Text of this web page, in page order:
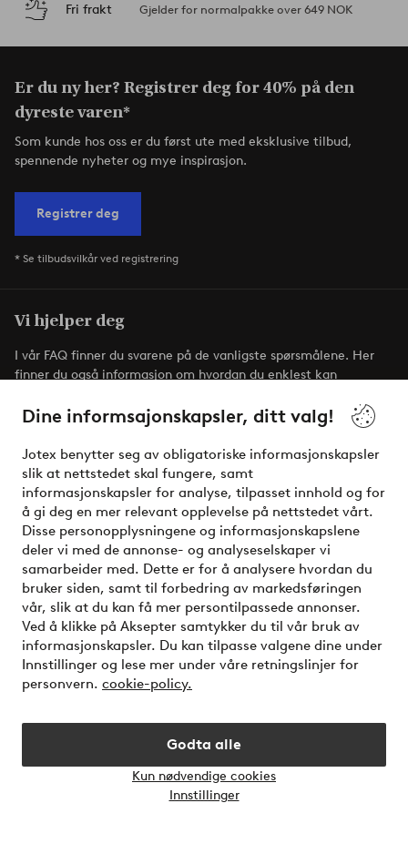
Dine informsajonskapsler, ditt valg!
Jotex benytter seg av obligatoriske informasjonskapsler
slik at nettstedet skal fungere, samt
informasjonskapsler for analyse, tilpasset innhold og for
å gi deg en mer relevant opplevelse på nettstedet vårt.
Disse personopplysningene og informasjonskapslene
deler vi med de annonse- og analyseselskaper vi
samarbeider med. Dette er for å analysere hvordan du
bruker siden, samt til forbedring av markedsføringen
vår, slik at du kan få mer persontilpassede annonser.
Ved å klikke på Aksepter samtykker du til vår bruk av
informasjonskapsler. Du kan tilpasse valgene dine under
Innstillinger og lese mer under våre retningslinjer for
personvern. cookie-policy.
Godta alle
Kun nødvendige cookies
Innstillinger
Fri frakt Gjelder for normalpakke over 649 NOK
Er du ny her? Registrer deg for 40% på den
dyreste varen*
Som kunde hos oss er du først ute med eksklusive tilbud,
spennende nyheter og mye inspirasjon.
Registrer deg
* Se tilbudsvilkår ved registrering
Vi hjelper deg
I vår FAQ finner du svarene på de vanligste spørsmålene. Her
finner du også informasjon om hvordan du enklest kan
Mine sider
Om Jotex
Våre tjenester
Vilkår
Venner
Sikre betalinger - Betal direkte eller del opp